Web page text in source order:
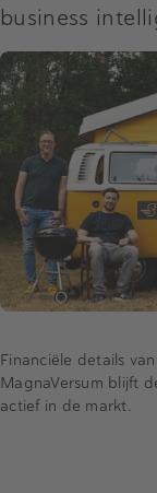
business
Financiële details
MagnaVersum blijft
actief in de markt.